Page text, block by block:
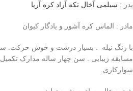
پدر : سیلمی آخال تکه آراد کره آریا
مادر : الماس کره آشور و یادگار کیوان
با رنگ نیله . بسیار درشت و خوش حرکت.
مسابقه زیبایی . سن چهار ساله مدارک
سوارکاری.